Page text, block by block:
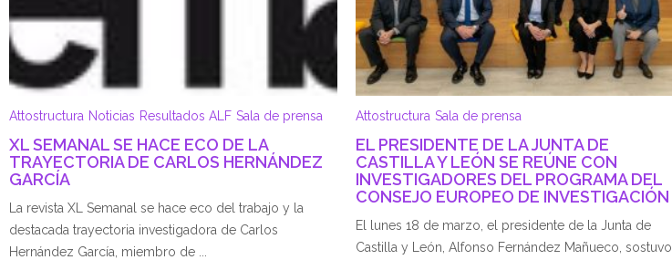
Attostructura Noticias Resultados ALF Sala de prensa
XL SEMANAL SE HACE ECO DE LA
TRAYECTORIA DE CARLOS HERNÁNDEZ
GARCÍA
La revista XL Semanal se hace eco del trabajo y la
destacada trayectoria investigadora de Carlos
Hernández García, miembro de ...
Attostructura Sala de prensa
EL PRESIDENTE DE LA JUNTA DE
CASTILLA Y LEÓN SE REÚNE CON
INVESTIGADORES DEL PROGRAMA DEL
CONSEJO EUROPEO DE INVESTIGACIÓN
El lunes 18 de marzo, el presidente de la Junta de
Castilla y León, Alfonso Fernández Mañueco, sostuvo